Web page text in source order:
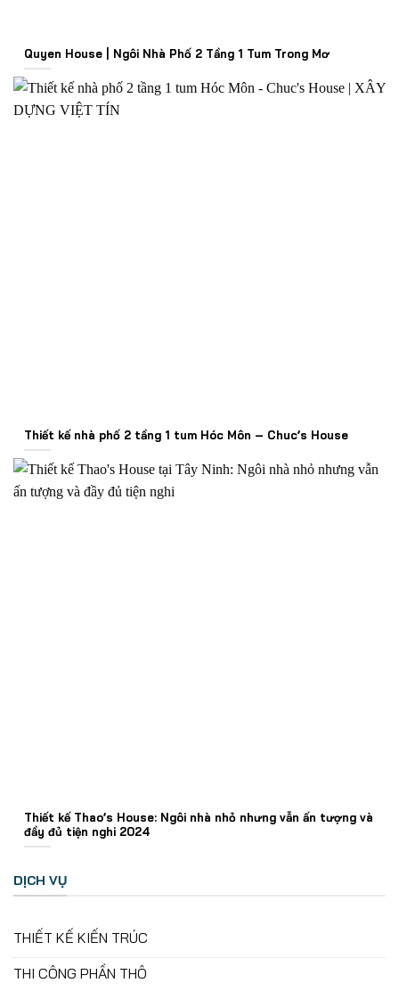
Quyen House | Ngôi Nhà Phố 2 Tầng 1 Tum Trong Mơ
Thiết kế nhà phố 2 tầng 1 tum Hóc Môn – Chuc’s House
Thiết kế Thao’s House: Ngôi nhà nhỏ nhưng vẫn ấn tượng và
đầy đủ tiện nghi 2024
DỊCH VỤ
THIẾT KẾ KIẾN TRÚC
THI CÔNG PHẦN THÔ